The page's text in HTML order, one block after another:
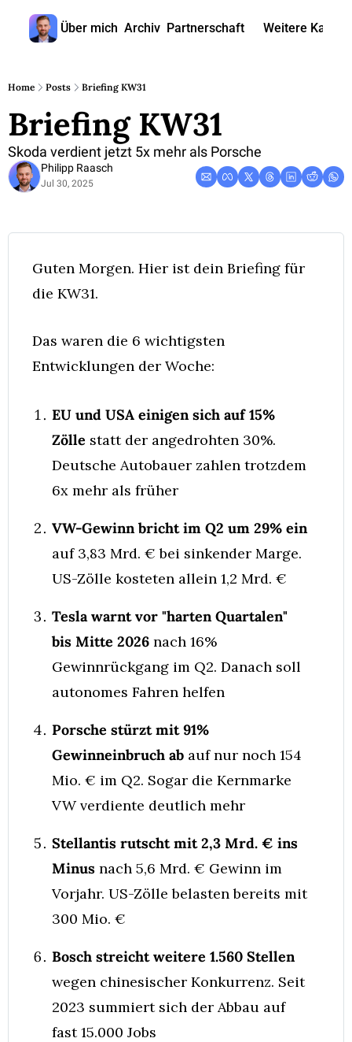
Über mich Archiv Partnerschaft Weitere Kanäle
Home Posts Briefing KW31
Briefing KW31
Skoda verdient jetzt 5x mehr als Porsche
Philipp Raasch
Jul 30, 2025
Guten Morgen. Hier ist dein Briefing für
die KW31.
Das waren die 6 wichtigsten
Entwicklungen der Woche:
EU und USA einigen sich auf 15%
Zölle statt der angedrohten 30%.
Deutsche Autobauer zahlen trotzdem
6x mehr als früher
VW-Gewinn bricht im Q2 um 29% ein
auf 3,83 Mrd. € bei sinkender Marge.
US-Zölle kosteten allein 1,2 Mrd. €
Tesla warnt vor "harten Quartalen"
bis Mitte 2026 nach 16%
Gewinnrückgang im Q2. Danach soll
autonomes Fahren helfen
Porsche stürzt mit 91%
Gewinneinbruch ab auf nur noch 154
Mio. € im Q2. Sogar die Kernmarke
VW verdiente deutlich mehr
Stellantis rutscht mit 2,3 Mrd. € ins
Minus nach 5,6 Mrd. € Gewinn im
Vorjahr. US-Zölle belasten bereits mit
300 Mio. €
Bosch streicht weitere 1.560 Stellen
wegen chinesischer Konkurrenz. Seit
2023 summiert sich der Abbau auf
fast 15.000 Jobs